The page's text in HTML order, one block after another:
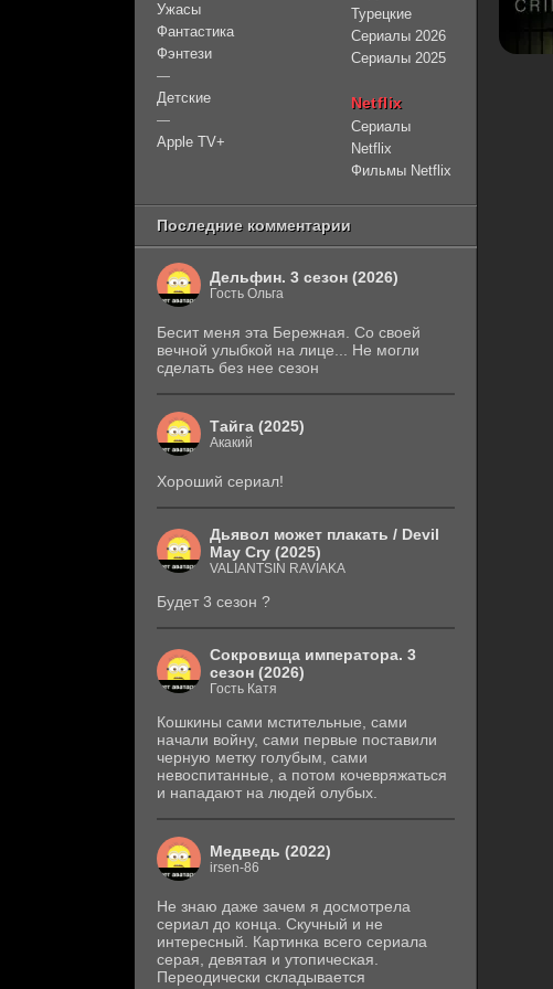
Ужасы
Фантастика
Фэнтези
—
Детские
—
Apple TV+
Турецкие
Сериалы 2026
Сериалы 2025
Netflix
Сериалы
Netflix
Фильмы Netflix
Последние комментарии
Дельфин. 3 сезон (2026)
Гость Ольга
Бесит меня эта Бережная. Со своей
вечной улыбкой на лице... Не могли
сделать без нее сезон
Тайга (2025)
Акакий
Хороший сериал!
Дьявол может плакать / Devil
May Cry (2025)
VALIANTSIN RAVIAKA
Будет 3 сезон ?
Сокровища императора. 3
сезон (2026)
Гость Катя
Кошкины сами мстительные, сами
начали войну, сами первые поставили
черную метку голубым, сами
невоспитанные, а потом кочевряжаться
и нападают на людей олубых.
Медведь (2022)
irsen-86
Не знаю даже зачем я досмотрела
сериал до конца. Скучный и не
интересный. Картинка всего сериала
серая, девятая и утопическая.
Переодически складывается